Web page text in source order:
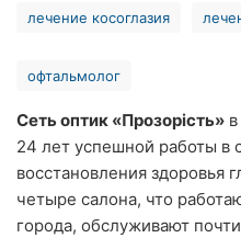
Черновцы
Сумы
лечение косоглазия
офтальмолог
Сеть оптик «Прозорість»
24 лет успешной работы в
восстановления здоровья
четыре салона, что
города, обслуживают